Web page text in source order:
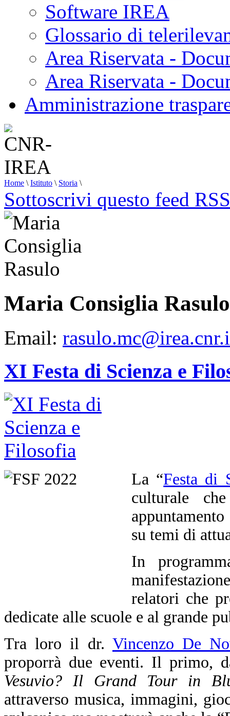
Software IREA
Glossario di
Area Riservata -
Area Riservata -
Amministrazione
Home \ Istituto \ Storia \
Sottoscrivi questo feed RSS
Maria Consiglia Rasulo
Email:
XI Festa di Scienza e
La “Festa di
culturale
su temi di
In
relatori che
dedicate alle scuole e al grande
Tra loro il dr. Vincenzo De
proporrà due eventi. Il primo,
Vesuvio? Il Grand Tour in
attraverso musica, immagini,